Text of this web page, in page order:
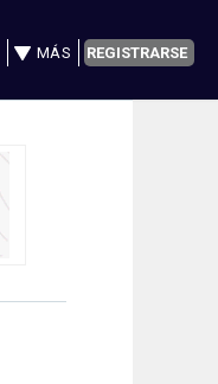
MÁS REGISTRARSE